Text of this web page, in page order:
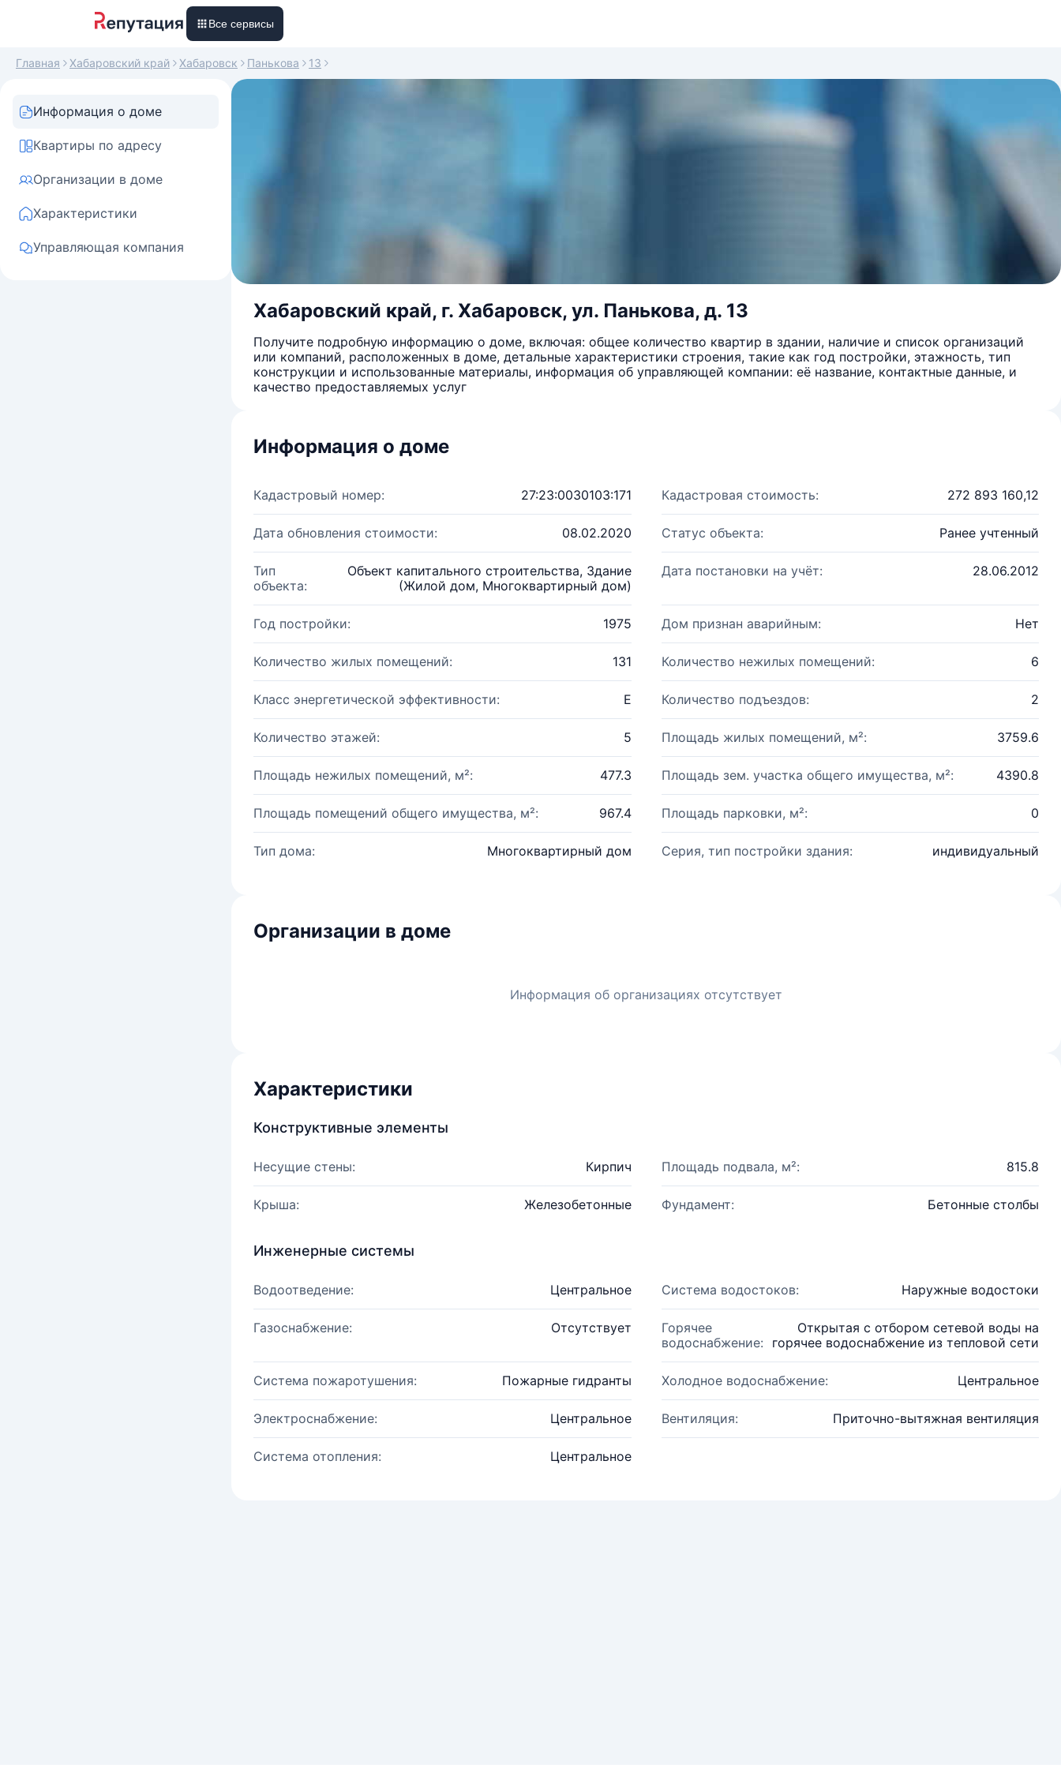
Все сервисы
Главная Хабаровский край Хабаровск Панькова 13
Информация о доме
Квартиры по адресу
Организации в доме
Характеристики
Управляющая компания
Хабаровский край, г. Хабаровск, ул. Панькова, д. 13
Получите подробную информацию о доме, включая: общее количество квартир в здании, наличие и список организаций
или компаний, расположенных в доме, детальные характеристики строения, такие как год постройки, этажность, тип
конструкции и использованные материалы, информация об управляющей компании: её название, контактные данные, и
качество предоставляемых услуг
Информация о доме
Кадастровый номер: 27:23:0030103:171 Кадастровая стоимость: 272 893 160,12
Дата обновления стоимости: 08.02.2020 Статус объекта: Ранее учтенный
Тип
объекта:
Объект капитального строительства, Здание
(Жилой дом, Многоквартирный дом)
Дата постановки на учёт: 28.06.2012
Год постройки: 1975 Дом признан аварийным: Нет
Количество жилых помещений: 131 Количество нежилых помещений: 6
Класс энергетической эффективности: E Количество подъездов: 2
Количество этажей: 5 Площадь жилых помещений, м²: 3759.6
Площадь нежилых помещений, м²: 477.3 Площадь зем. участка общего имущества, м²: 4390.8
Площадь помещений общего имущества, м²: 967.4 Площадь парковки, м²: 0
Тип дома: Многоквартирный дом Серия, тип постройки здания: индивидуальный
Организации в доме
Информация об организациях отсутствует
Характеристики
Конструктивные элементы
Несущие стены: Кирпич Площадь подвала, м²: 815.8
Крыша: Железобетонные Фундамент: Бетонные столбы
Инженерные системы
Водоотведение: Центральное Система водостоков: Наружные водостоки
Газоснабжение: Отсутствует
Горячее
водоснабжение:
Открытая с отбором сетевой воды на
горячее водоснабжение из тепловой сети
Система пожаротушения: Пожарные гидранты Холодное водоснабжение: Центральное
Электроснабжение: Центральное Вентиляция: Приточно-вытяжная вентиляция
Система отопления: Центральное